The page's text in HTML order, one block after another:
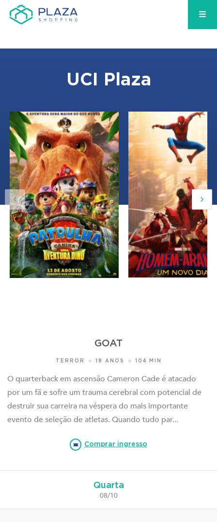
UCI Plaza
12:00, 14:00 12:20, 15:15, 18:10,
GOAT
TERROR 18 ANOS 104 MIN
O quarterback em ascensão Cameron Cade é atacado
por um fã e sofre um trauma cerebral com potencial de
destruir sua carreira na véspera do mais importante
evento de seleção de atletas. Quando tudo par...
Comprar ingresso
Quarta
08/10